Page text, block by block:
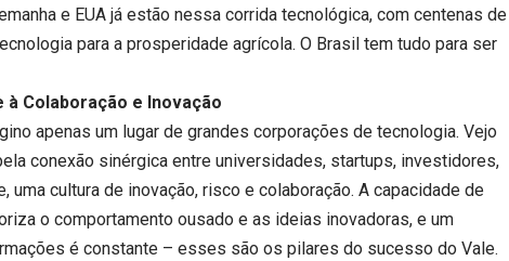
e EUA já estão nessa corrida tecnológica, com centenas de
para a prosperidade agrícola. O Brasil tem tudo para ser
à Colaboração e Inovação
apenas um lugar de grandes corporações de tecnologia. Vejo
conexão sinérgica entre universidades, startups, investidores,
cultura de inovação, risco e colaboração. A capacidade de
o comportamento ousado e as ideias inovadoras, e um
é constante – esses são os pilares do sucesso do Vale.